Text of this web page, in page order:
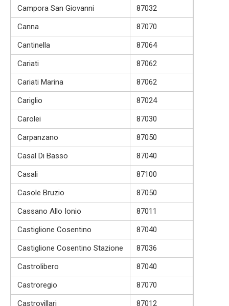
Campora San Giovanni
87032
Canna
87070
Cantinella
87064
Cariati
87062
Cariati Marina
87062
Cariglio
87024
Carolei
87030
Carpanzano
87050
Casal Di Basso
87040
Casali
87100
Casole Bruzio
87050
Cassano Allo Ionio
87011
Castiglione Cosentino
87040
Castiglione Cosentino Stazione
87036
Castrolibero
87040
Castroregio
87070
Castrovillari
87012